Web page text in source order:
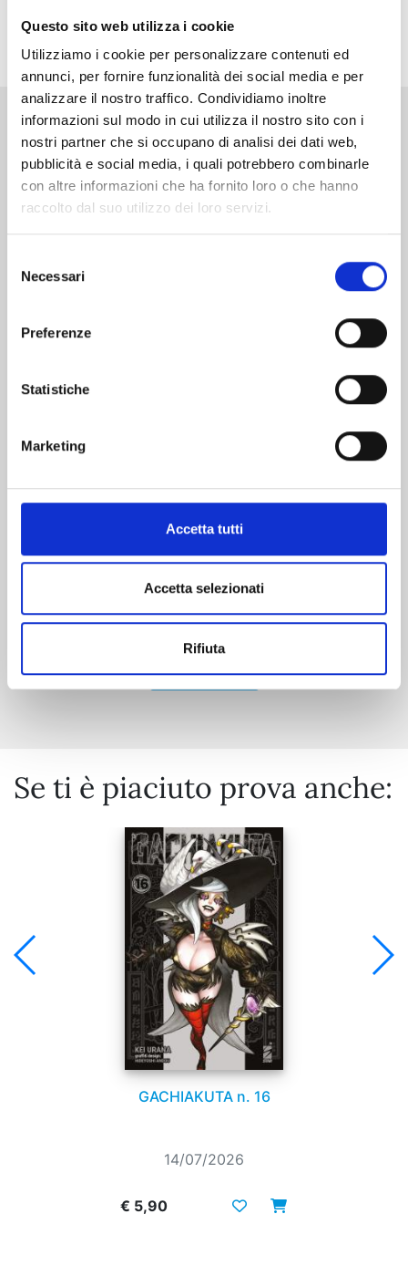
Questo sito web utilizza i cookie
Utilizziamo i cookie per personalizzare contenuti ed
annunci, per fornire funzionalità dei social media e per
analizzare il nostro traffico. Condividiamo inoltre
informazioni sul modo in cui utilizza il nostro sito con i
nostri partner che si occupano di analisi dei dati web,
pubblicità e social media, i quali potrebbero combinarle
con altre informazioni che ha fornito loro o che hanno
raccolto dal suo utilizzo dei loro servizi.
delNecessari
Preferenze
Statistiche
Marketing
Accetta tutti
Accetta selezionati
Rifiuta
sempre più loschi... Che siano le avvisaglie di nuovi
guai in vista?
Altri volumi della serie
RAVE - THE GROOVE ADVENTURE NEW
06/10/2026
€ 5,90
Mostra tutto
Se ti è piaciuto prova anche:
GACHIAKUTA n. 16
14/07/2026
€ 5,90